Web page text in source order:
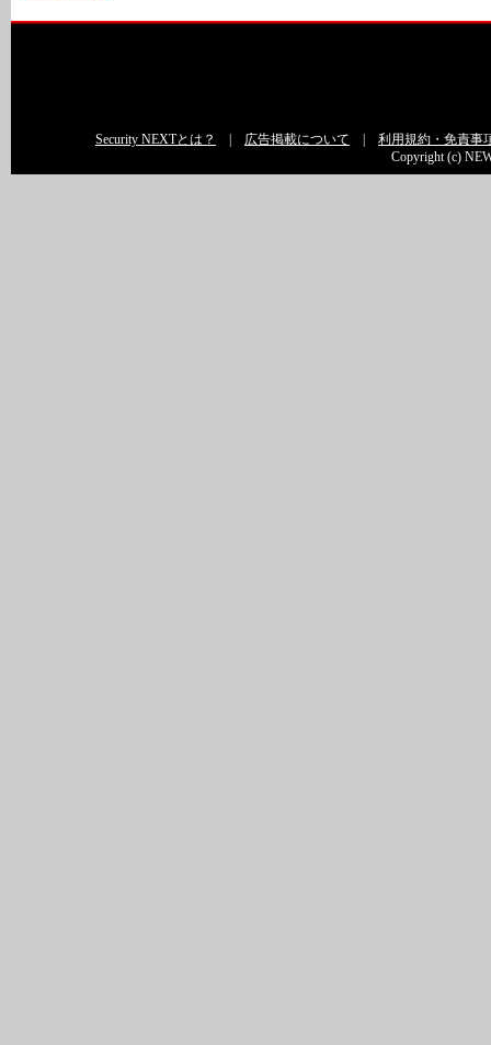
Security NEXTとは？ 広告掲載について
利用規約・免責事
Copyright (c)